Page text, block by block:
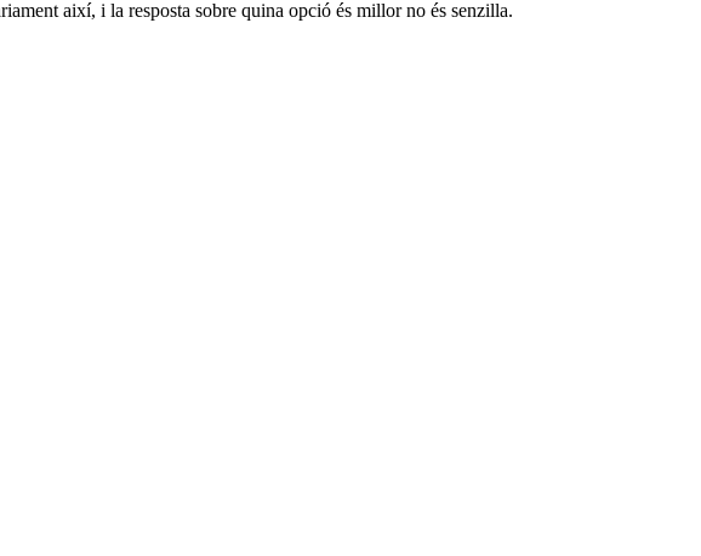
així, i la resposta sobre quina opció és millor no és senzilla.